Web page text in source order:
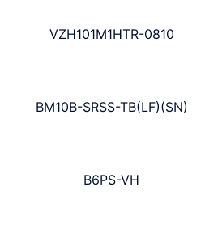
VZH101M1HTR-0810
BM10B-SRSS-TB(LF)(SN)
B6PS-VH